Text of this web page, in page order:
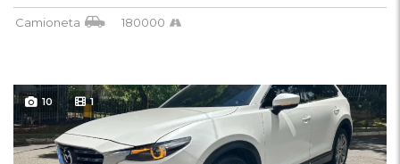
Camioneta 180000
10 1